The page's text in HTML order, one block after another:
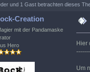
und 1 Gast betrachten dieses
Creation
mit der Pandamaske
Hero
Hier
Um